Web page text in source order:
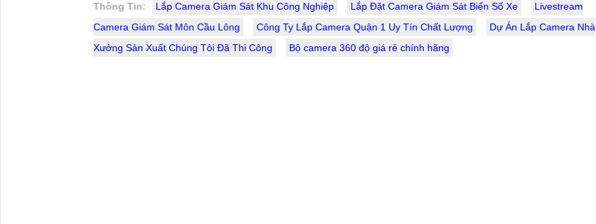
Thông Tin: Lắp Camera Giám Sát Khu Công Nghiệp Lắp Đặt Camera Giám Sát Biển Số Xe
Livestream
Camera Giám Sát Môn Cầu Lông
Công Ty Lắp Camera Quận 1 Uy Tín Chất Lượng
Dự Án Lắp Camera Nhà
Xưởng Sản Xuất Chúng Tôi Đã Thi Công
Bộ camera 360 độ giá rẻ chính hãng